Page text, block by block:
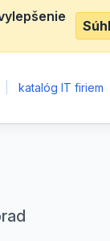
katalóg IT firiem